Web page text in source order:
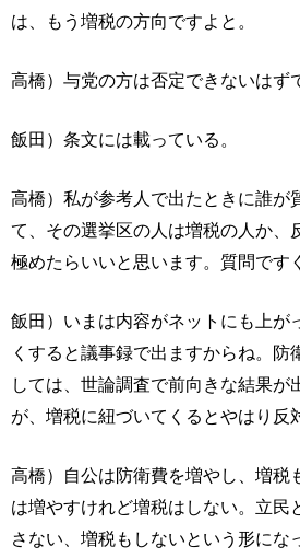
は、もう増税の方向ですよと。
高橋）与党の方は否定できないはず
飯田）条文には載っている。
高橋）私が参考人で出たときに誰が
て、その選挙区の人は増税の人か、
極めたらいいと思います。質問です
飯田）いまは内容がネットにも上が
くすると議事録で出ますからね。防
しては、世論調査で前向きな結果が
が、増税に紐づいてくるとやはり反
高橋）自公は防衛費を増やし、増税
は増やすけれど増税はしない。立民
さない、増税もしないという形にな